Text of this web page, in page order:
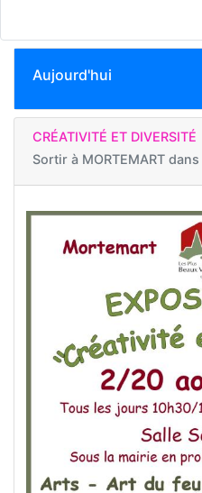
Aujourd'hui
CRÉATIVITÉ ET DIVERSITÉ
Sortir à MORTEMART